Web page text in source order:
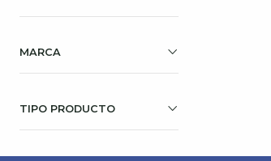
MARCA
TIPO PRODUCTO